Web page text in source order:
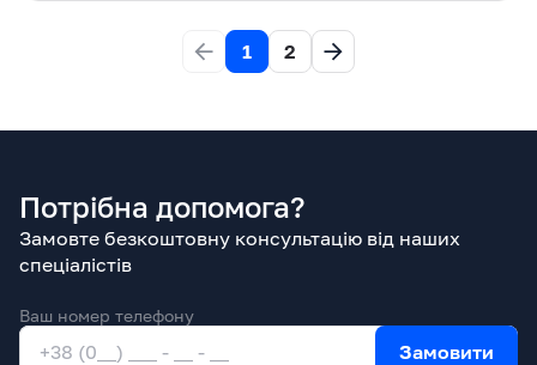
1 2
Потрібна допомога?
Замовте безкоштовну консультацію від наших
спеціалістів
Ваш номер телефону
Замовити